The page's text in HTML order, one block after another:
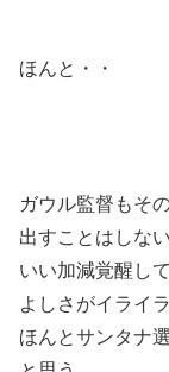
ほんと・・
ガウル監督もそ
出すことはしない
いい加減覚醒し
よしさがイライラ
ほんとサンタナ